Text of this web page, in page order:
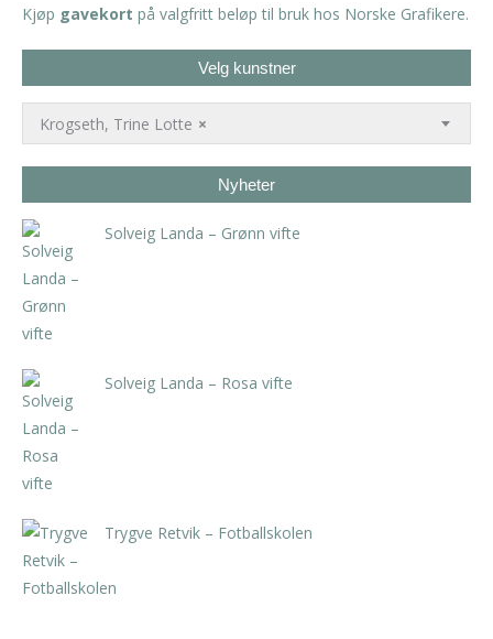
Kjøp gavekort på valgfritt beløp til bruk hos Norske Grafikere.
Velg kunstner
×
Krogseth, Trine Lotte
Nyheter
Solveig Landa – Grønn vifte
Solveig Landa – Rosa vifte
Trygve Retvik – Fotballskolen